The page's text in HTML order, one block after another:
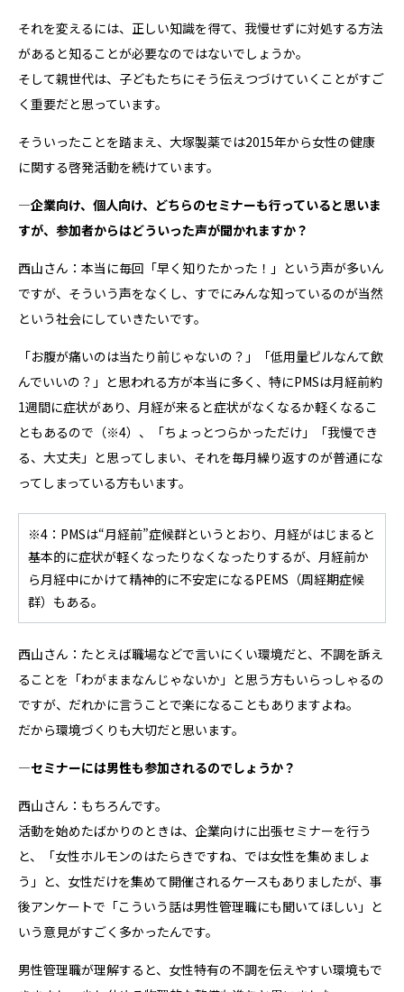
それを変えるには、正しい知識を得て、我慢せずに対処する方法
があると知ることが必要なのではないでしょうか。
そして親世代は、子どもたちにそう伝えつづけていくことがすご
く重要だと思っています。
そういったことを踏まえ、大塚製薬では2015年から女性の健康
に関する啓発活動を続けています。
―企業向け、個人向け、どちらのセミナーも行っていると思いま
すが、参加者からはどういった声が聞かれますか？
西山さん：本当に毎回「早く知りたかった！」という声が多いん
ですが、そういう声をなくし、すでにみんな知っているのが当然
という社会にしていきたいです。
「お腹が痛いのは当たり前じゃないの？」「低用量ピルなんて飲
んでいいの？」と思われる方が本当に多く、特にPMSは月経前約
1週間に症状があり、月経が来ると症状がなくなるか軽くなるこ
ともあるので （※4） 、「ちょっとつらかっただけ」「我慢でき
る、大丈夫」と思ってしまい、それを毎月繰り返すのが普通にな
ってしまっている方もいます。
※4：PMSは“月経前”症候群というとおり、月経がはじまると
基本的に症状が軽くなったりなくなったりするが、月経前か
ら月経中にかけて精神的に不安定になるPEMS（周経期症候
群）もある。
西山さん：たとえば職場などで言いにくい環境だと、不調を訴え
ることを「わがままなんじゃないか」と思う方もいらっしゃるの
ですが、だれかに言うことで楽になることもありますよね。
だから環境づくりも大切だと思います。
―セミナーには男性も参加されるのでしょうか？
西山さん：もちろんです。
活動を始めたばかりのときは、企業向けに出張セミナーを行う
と、「女性ホルモンのはたらきですね、では女性を集めましょ
う」と、女性だけを集めて開催されるケースもありましたが、事
後アンケートで「こういう話は男性管理職にも聞いてほしい」と
いう意見がすごく多かったんです。
男性管理職が理解すると、女性特有の不調を伝えやすい環境もで